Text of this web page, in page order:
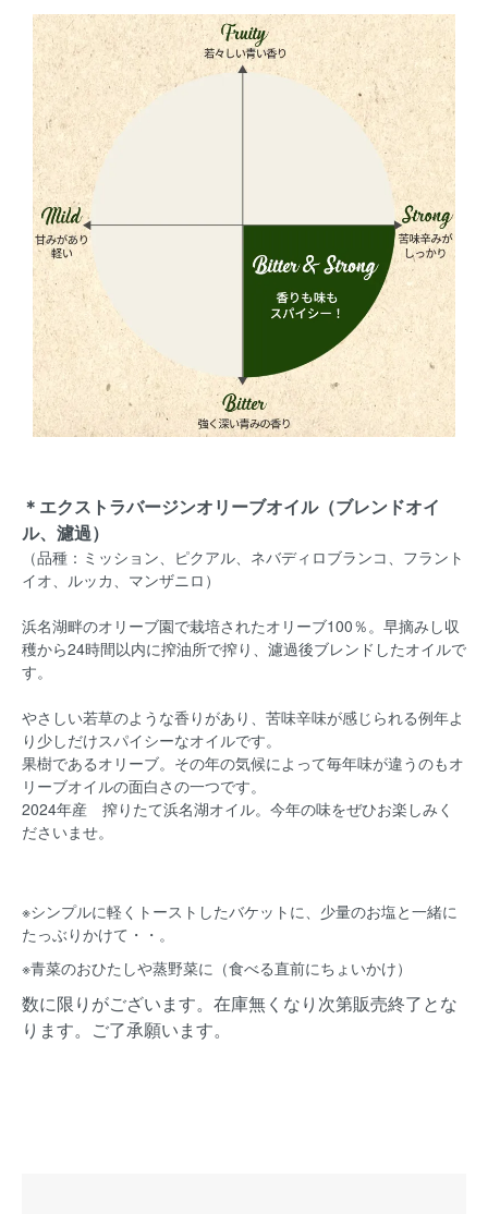
＊エクストラバージンオリーブオイル（ブレンドオイ
ル、濾過）
（品種：ミッション、ピクアル、ネバディロブランコ、フラント
イオ、ルッカ、マンザニロ）
浜名湖畔のオリーブ園で栽培されたオリーブ100％。早摘みし収
穫から24時間以内に搾油所で搾り、濾過後ブレンドしたオイルで
す。
やさしい若草のような香りがあり、苦味辛味が感じられる例年よ
り少しだけスパイシーなオイルです。
果樹であるオリーブ。その年の気候によって毎年味が違うのもオ
リーブオイルの面白さの一つです。
2024年産 搾りたて浜名湖オイル。今年の味をぜひお楽しみく
ださいませ。
※シンプルに軽くトーストしたバケットに、少量のお塩と一緒に
たっぶりかけて・・。
※青菜のおひたしや蒸野菜に（食べる直前にちょいかけ）
数に限りがございます。在庫無くなり次第販売終了とな
ります。ご了承願います。